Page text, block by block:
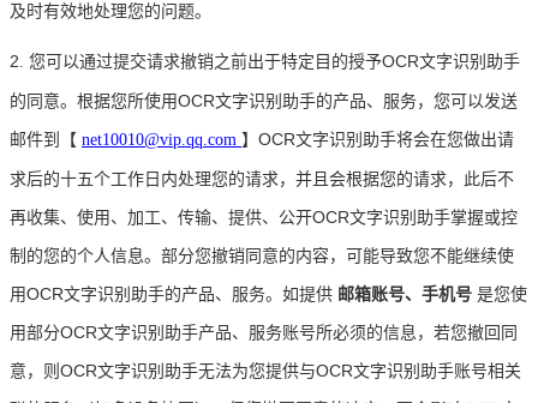
及时有效地处理您的问题。
2. 您可以通过提交请求撤销之前出于特定目的授予OCR文字识别助手
的同意。根据您所使用OCR文字识别助手的产品、服务，您可以发送
邮件到【 net10010@vip.qq.com 】OCR文字识别助手将会在您做出请
求后的十五个工作日内处理您的请求，并且会根据您的请求，此后不
再收集、使用、加工、传输、提供、公开OCR文字识别助手掌握或控
制的您的个人信息。部分您撤销同意的内容，可能导致您不能继续使
用OCR文字识别助手的产品、服务。如提供 邮箱账号、手机号 是您使
用部分OCR文字识别助手产品、服务账号所必须的信息，若您撤回同
意，则OCR文字识别助手无法为您提供与OCR文字识别助手账号相关